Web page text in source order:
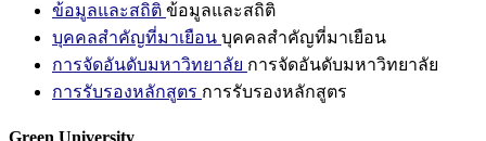
ข้อมูลและสถิติ ข้อมูลและสถิติ
บุคคลสำคัญที่มาเยือน บุคคลสำคัญที่มาเยือน
การจัดอันดับมหาวิทยาลัย การจัดอันดับมหาวิทยาลัย
การรับรองหลักสูตร การรับรองหลักสูตร